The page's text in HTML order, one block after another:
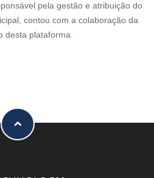
pela gestão e atribuição do
contou com a colaboração da
desta plataforma.